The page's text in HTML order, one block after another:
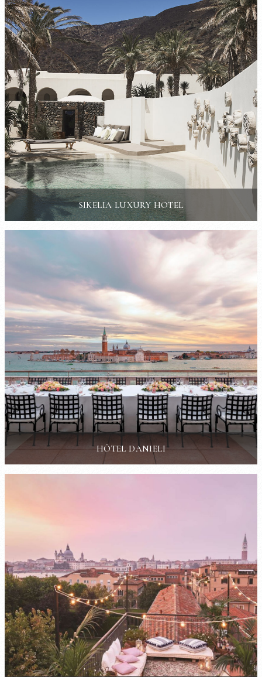
SIKELIA LUXURY HOTEL
HÔTEL DANIELI